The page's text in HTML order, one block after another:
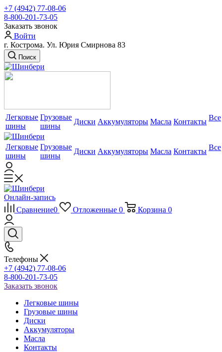
+7 (4942) 77-08-06
8-800-201-73-05
Заказать звонок
Войти
г. Кострома. Ул. Юрия Смирнова 83
Поиск
Легковые
шины
Грузовые
шины
Диски Аккумуляторы Масла Контакты Все
Легковые
шины
Грузовые
шины
Диски Аккумуляторы Масла Контакты Все
Онлайн-запись
Сравнение0 Отложенные 0 Корзина 0
Телефоны
+7 (4942) 77-08-06
8-800-201-73-05
Заказать звонок
Легковые шины
Грузовые шины
Диски
Аккумуляторы
Масла
Контакты